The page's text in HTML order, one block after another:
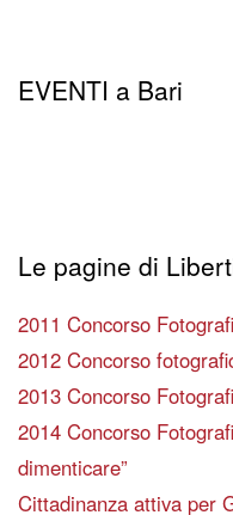
EVENTI a Bari
Le pagine di
2011 Concorso
2012 Concorso
2013 Concorso
2014 Concorso
dimenticare”
Cittadinanza attiva per